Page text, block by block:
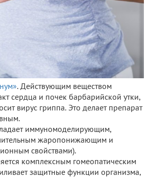
. Действующим веществом
сердца и почек барбарийской утки,
вирус гриппа. Это делает препарат
иммуномоделирующим,
жаропонижающим и
свойствами).
комплексным гомеопатическим
защитные функции организма,